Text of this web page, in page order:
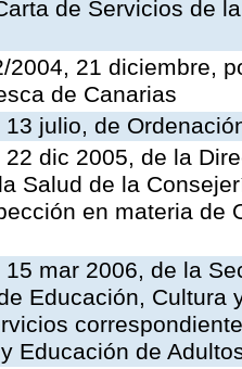
de Servicios de
2004, 21 diciembre,
de Canarias
julio, de
dic 2005, de la
Salud de la
en materia de
mar 2006, de la
Educación, Cultura
Educación de